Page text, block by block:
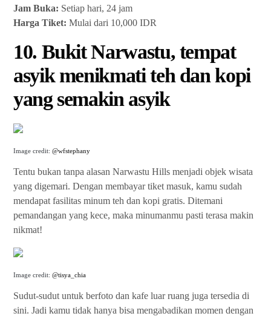
Jam Buka: Setiap hari, 24 jam
Harga Tiket: Mulai dari 10,000 IDR
10. Bukit Narwastu, tempat
asyik menikmati teh dan kopi
yang semakin asyik
Image credit: @wfstephany
Tentu bukan tanpa alasan Narwastu Hills menjadi objek wisata
yang digemari. Dengan membayar tiket masuk, kamu sudah
mendapat fasilitas minum teh dan kopi gratis. Ditemani
pemandangan yang kece, maka minumanmu pasti terasa makin
nikmat!
Image credit: @tisya_chia
Sudut-sudut untuk berfoto dan kafe luar ruang juga tersedia di
sini. Jadi kamu tidak hanya bisa mengabadikan momen dengan